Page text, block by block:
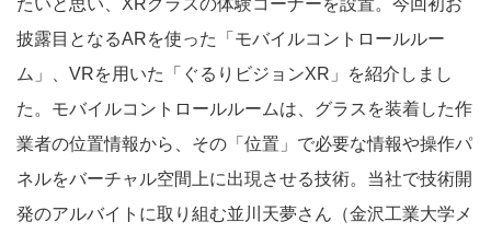
たいと思い、XRグラスの体験コーナーを設置。今回初お
披露目となるARを使った「モバイルコントロールルー
ム」、VRを用いた「ぐるりビジョンXR」を紹介しまし
た。モバイルコントロールルームは、グラスを装着した作
業者の位置情報から、その「位置」で必要な情報や操作パ
ネルをバーチャル空間上に出現させる技術。当社で技術開
発のアルバイトに取り組む並川天夢さん（金沢工業大学メ